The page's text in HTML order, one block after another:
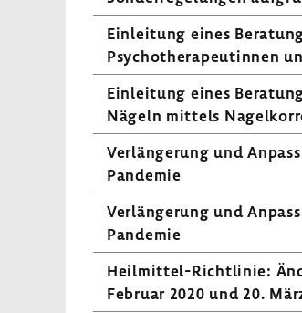
Einlei­tung eines
Psycho­the­ra­peu­tinnen
Einlei­tung eines
Nägeln mittels
Verlän­ge­rung und
Pandemie
Verlän­ge­rung und
Pandemie
Heilmittel-​Richtlinie:
Februar 2020 und 20.